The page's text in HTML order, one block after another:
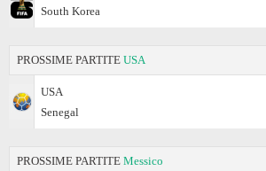
South Korea
PROSSIME PARTITE USA
USA
Senegal
PROSSIME PARTITE Messico